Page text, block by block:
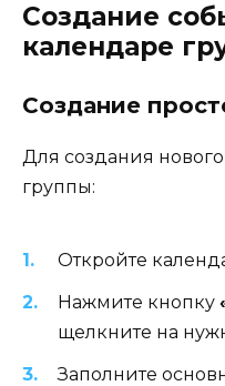
Создание
календаре
Создание
Для создания
группы:
Откройте
Нажмите кнопку
щелкните на
Заполните